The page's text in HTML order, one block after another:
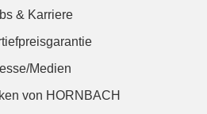
& Karriere
Medien
von HORNBACH